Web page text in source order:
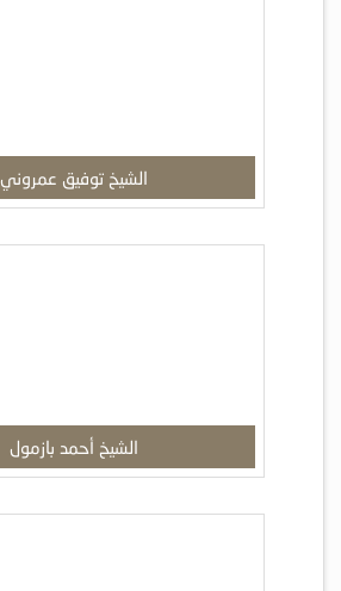
الشيخ توفيق عمروني
الشيخ أحمد بازمول